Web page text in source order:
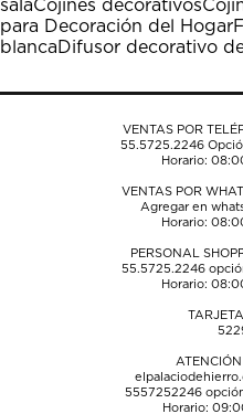
abrirá
el
formulario
envío.
abrirá
el
formulario
envío.
abrirá
el
formulario
envío.
abrirá
el
formulario
envío.
abrirá
el
formulario
envío.
salaCojines decorativos
para Decoración del Hogar
blanca Difusor decorativo
VENTAS POR
55.5725.2246
Horario:
VENTAS POR
Agregar en
Horario:
PERSONAL
55.5725.2246
Horario:
5557252246
Horario: